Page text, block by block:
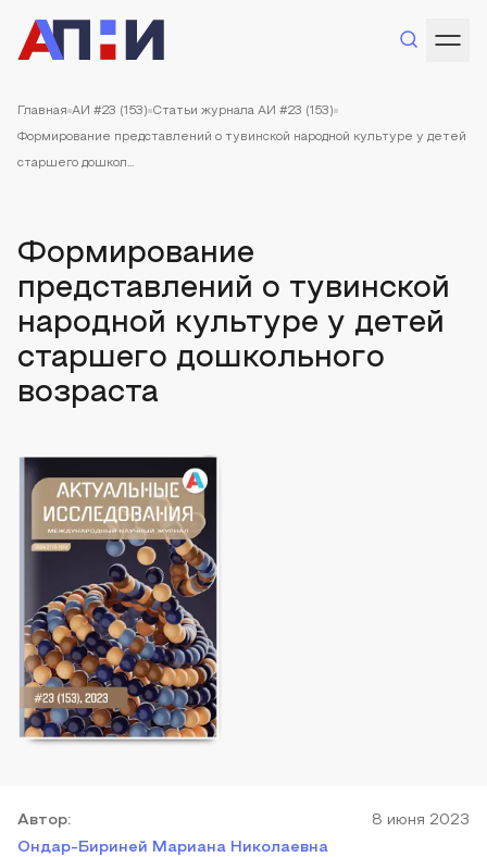
Главная АИ #23 (153) Статьи журнала АИ #23 (153)
Формирование представлений о тувинской народной культуре у детей
старшего дошкол...
Формирование
представлений о тувинской
народной культуре у детей
старшего дошкольного
возраста
Автор:
Ондар-Бириней Мариана Николаевна
8 июня 2023